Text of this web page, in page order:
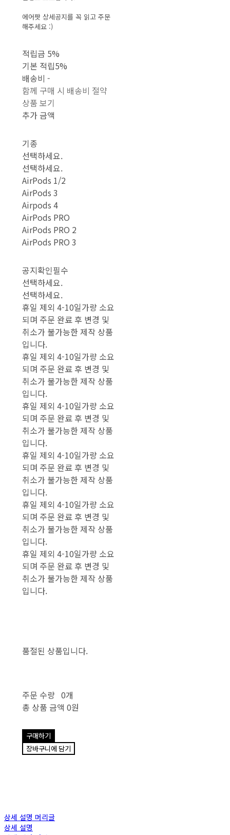
에어팟 상세공지를 꼭 읽고 주문
해주세요 :)
적립금 5%
기본 적립5%
배송비 -
함께 구매 시 배송비 절약
상품 보기
추가 금액
기종
선택하세요.
선택하세요.
AirPods 1/2
AirPods 3
Airpods 4
AirPods PRO
AirPods PRO 2
AirPods PRO 3
공지확인필수
선택하세요.
선택하세요.
휴일 제외 4-10일가량 소요
되며 주문 완료 후 변경 및
취소가 불가능한 제작 상품
입니다.
휴일 제외 4-10일가량 소요
되며 주문 완료 후 변경 및
취소가 불가능한 제작 상품
입니다.
휴일 제외 4-10일가량 소요
되며 주문 완료 후 변경 및
취소가 불가능한 제작 상품
입니다.
휴일 제외 4-10일가량 소요
되며 주문 완료 후 변경 및
취소가 불가능한 제작 상품
입니다.
휴일 제외 4-10일가량 소요
되며 주문 완료 후 변경 및
취소가 불가능한 제작 상품
입니다.
휴일 제외 4-10일가량 소요
되며 주문 완료 후 변경 및
취소가 불가능한 제작 상품
입니다.
품절된 상품입니다.
주문 수량 0개
총 상품 금액 0원
구매하기
장바구니에 담기
상세 설명 머리글
상세 설명